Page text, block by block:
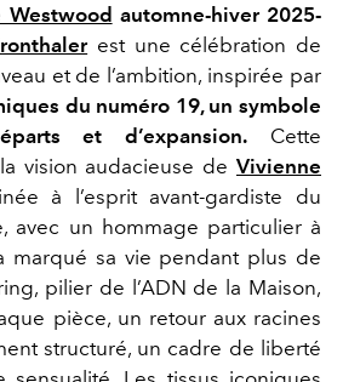
Westwood automne-hiver 2025-
est une célébration de
et de l’ambition, inspirée par
du numéro 19, un symbole
et d’expansion. Cette
vision audacieuse de Vivienne
à l’esprit avant-gardiste du
avec un hommage particulier à
marqué sa vie pendant plus de
pilier de l’ADN de la Maison,
pièce, un retour aux racines
structuré, un cadre de liberté